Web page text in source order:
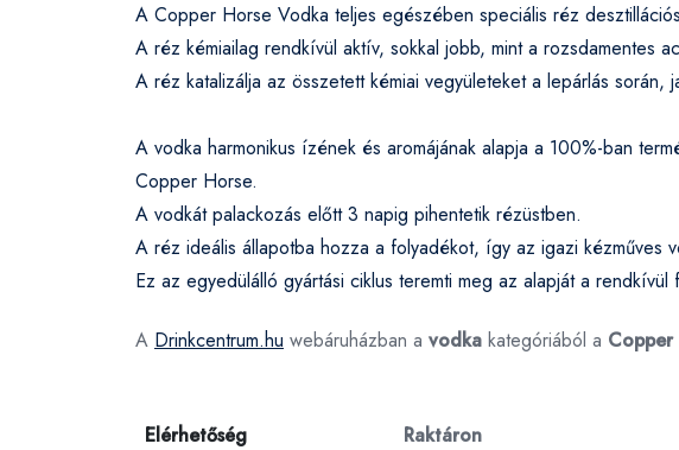
A Copper Horse Vodka teljes egészében speciális réz
A réz kémiailag rendkívül aktív, sokkal jobb, mint a rozsdamentes
A réz katalizálja az összetett kémiai vegyületeket a lepárlás során,
A vodka harmonikus ízének és aromájának alapja a 100%-ban
Copper Horse.
A vodkát palackozás előtt 3 napig pihentetik rézüstben.
A réz ideális állapotba hozza a folyadékot, így az igazi kézműves
Ez az egyedülálló gyártási ciklus teremti meg az alapját a rendkívül
A Drinkcentrum.hu webáruházban a vodka kategóriából a
Elérhetőség Raktáron